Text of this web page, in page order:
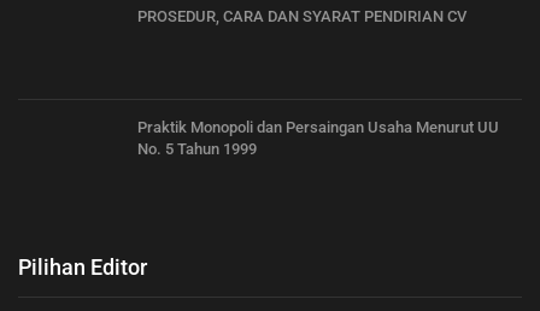
PROSEDUR, CARA DAN SYARAT PENDIRIAN CV
Praktik Monopoli dan Persaingan Usaha Menurut UU
No. 5 Tahun 1999
Pilihan Editor